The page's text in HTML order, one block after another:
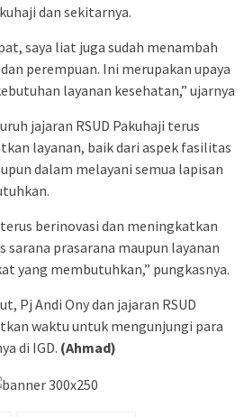
dan sekitarnya.
saya liat juga sudah menambah
perempuan. Ini merupakan upaya
layanan kesehatan,” ujarnya
jajaran RSUD Pakuhaji terus
layanan, baik dari aspek fasilitas
dalam melayani semua lapisan
terus berinovasi dan meningkatkan
prasarana maupun layanan
yang membutuhkan,” pungkasnya.
Pj Andi Ony dan jajaran RSUD
waktu untuk mengunjungi para
di IGD. (Ahmad)